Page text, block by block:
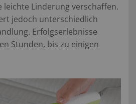
leichte Linderung verschaffen.
jedoch unterschiedlich
Erfolgserlebnisse
Stunden, bis zu einigen